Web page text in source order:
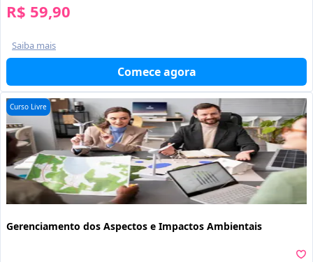
R$ 59,90
Saiba mais
Comece agora
Curso Livre
Gerenciamento dos Aspectos e Impactos Ambientais